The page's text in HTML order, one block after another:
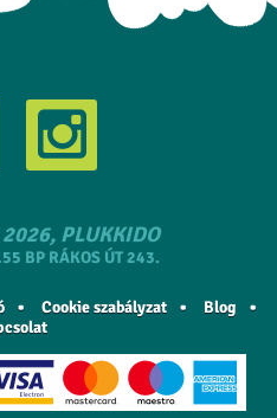
PLUKKIDO
BP RÁKOS ÚT 243.
Cookie szabályzat
Blog